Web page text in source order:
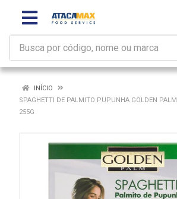
INÍCIO
SPAGHETTI DE PALMITO PUPUNHA GOLDEN PALM
255G